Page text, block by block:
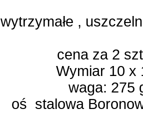
wytrzymałe ,
cena za 2
Wymiar 10 x
waga: 275
oś stalowa